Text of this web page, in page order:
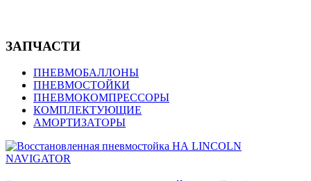
ЗАПЧАСТИ
ПНЕВМОБАЛЛОНЫ
ПНЕВМОСТОЙКИ
ПНЕВМОКОМПРЕССОРЫ
КОМПЛЕКТУЮЩИЕ
АМОРТИЗАТОРЫ